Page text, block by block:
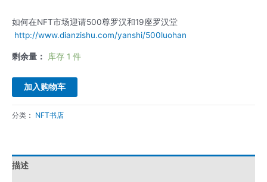
如何在NFT市场迎请500尊罗汉和19座罗汉堂
http://www.dianzishu.com/yanshi/500luohan
剩余量： 库存 1 件
加入购物车
分类： NFT书店
描述